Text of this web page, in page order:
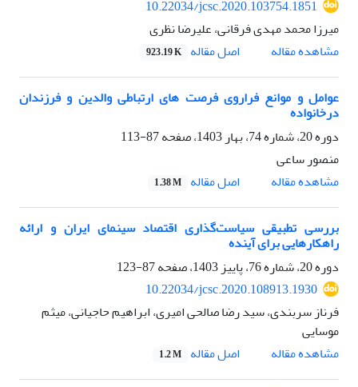
10.22034/jcsc.2020.103754.1851
میرزا محمد مهدی فرقانی، علیرضا نظری
مشاهده مقاله
اصل مقاله 923.19 K
عوامل و موانع فراروی فرصت های ارتباطی والدین و فرزندان
درخانواده
دوره 20، شماره 74، بهار 1403، صفحه
87-113
منصور ساعی
مشاهده مقاله
اصل مقاله 1.38 M
بررسی تطبیقی سیاست‌گذاری اقتصاد سینمای ایران و ارائه
راهکارهایی برای آینده
دوره 20، شماره 76، پاییز 1403، صفحه
87-123
10.22034/jcsc.2020.108913.1930
فرناز سربندی، سید رضا صالحی امیری، ابراهیم حاجیانی، میثم
موسایی
مشاهده مقاله
اصل مقاله 1.2 M